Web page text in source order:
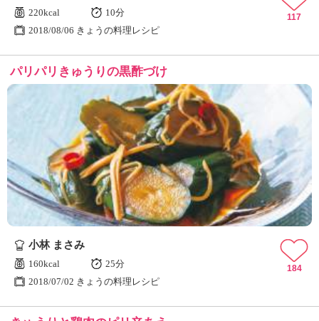
220kcal
10分
2018/08/06 きょうの料理レシピ
117
パリパリきゅうりの黒酢づけ
小林 まさみ
160kcal
25分
2018/07/02 きょうの料理レシピ
184